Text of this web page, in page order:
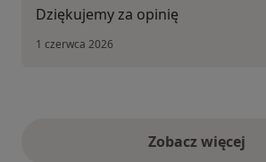
Dziękujemy za opinię
1 czerwca 2026
Zobacz więcej
opinie